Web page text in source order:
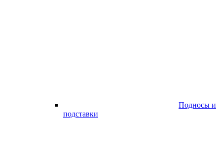
Подносы и
подставки